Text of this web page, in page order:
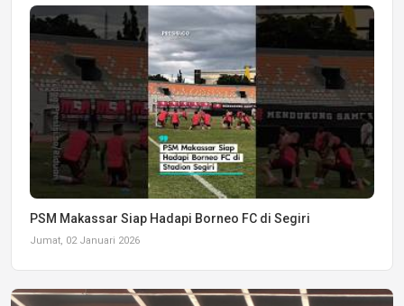
PSM Makassar Siap Hadapi Borneo FC di Segiri
Jumat, 02 Januari 2026